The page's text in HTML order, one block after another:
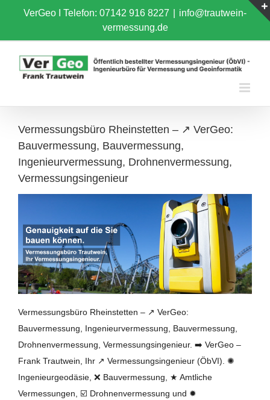
content
VerGeo I Telefon: 07142 916 8227
info@trautwein-
vermessung.de
Vermessungsbüro Rheinstetten – ↗️ VerGeo:
Bauvermessung, Bauvermessung,
Ingenieurvermessung, Drohnenvermessung,
Vermessungsingenieur
Vermessungsbüro Rheinstetten – ↗️ VerGeo:
Bauvermessung, Ingenieurvermessung, Bauvermessung,
Drohnenvermessung, Vermessungsingenieur. ➡️ VerGeo –
Frank Trautwein, Ihr ↗️ Vermessungsingenieur (ÖbVI). ✺
Ingenieurgeodäsie, ❌ Bauvermessung, ★ Amtliche
Vermessungen, ☑️ Drohnenvermessung und ✹